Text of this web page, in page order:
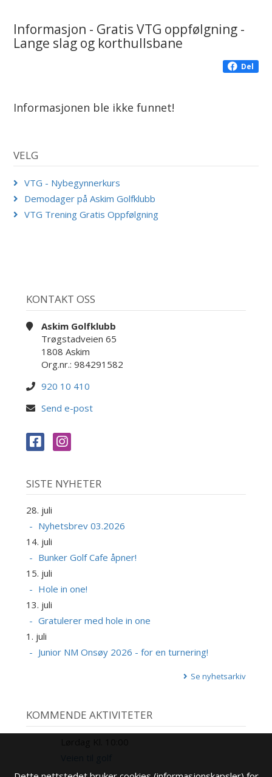
Informasjon - Gratis VTG oppfølgning -
Lange slag og korthullsbane
Del
Informasjonen ble ikke funnet!
VELG
VTG - Nybegynnerkurs
Demodager på Askim Golfklubb
VTG Trening Gratis Oppfølgning
KONTAKT OSS
Askim Golfklubb
Trøgstadveien 65
1808 Askim
Org.nr.: 984291582
920 10 410
Send e-post
SISTE NYHETER
28. juli
Nyhetsbrev 03.2026
14. juli
Bunker Golf Cafe åpner!
15. juli
Hole in one!
13. juli
Gratulerer med hole in one
1. juli
Junior NM Onsøy 2026 - for en turnering!
Se nyhetsarkiv
KOMMENDE AKTIVITETER